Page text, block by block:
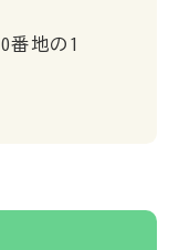
番地の1